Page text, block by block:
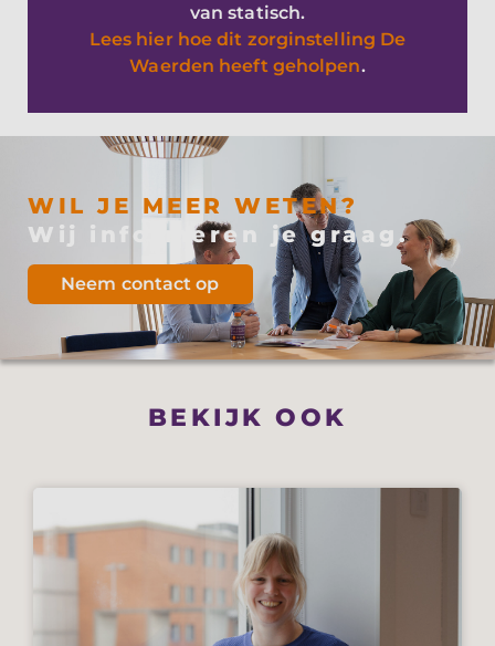
van statisch.
Lees hier hoe dit zorginstelling De
Waerden heeft geholpen.
WIL JE MEER WETEN?
Wij informeren je graag.
Neem contact op
BEKIJK OOK